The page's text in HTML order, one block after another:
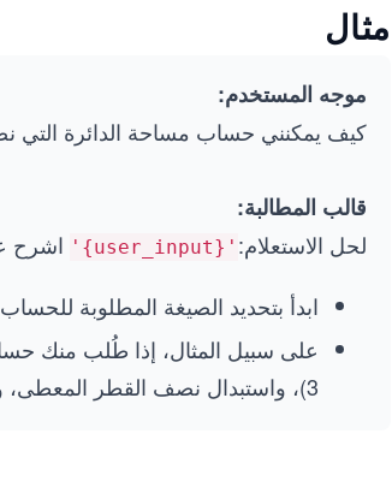
مثال
موجه المستخدم:
كيف يمكنني حساب مساحة الدائرة التي نصف
قالب المطالبة:
لحل الاستعلام: '{user_input}' اشرح
ابدأ بتحديد الصيغة المطلوبة
3)، واستبدال نصف القطر المعطى، وإجراء العمليات الحسابية للعثور على الحجم.